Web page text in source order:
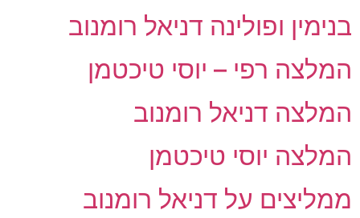
בנימין ופולינה דניאל רומנוב
המלצה רפי – יוסי טיכטמן
המלצה דניאל רומנוב
המלצה יוסי טיכטמן
ממליצים על דניאל רומנוב